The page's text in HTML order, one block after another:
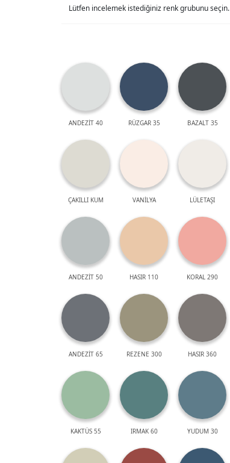
Lütfen incelemek istediğiniz renk grubunu seçin.
ANDEZİT 40 RÜZGAR 35 BAZALT 35
ÇAKILLI KUM VANİLYA LÜLETAŞI
ANDEZİT 50 HASIR 110 KORAL 290
ANDEZİT 65 REZENE 300 HASIR 360
KAKTÜS 55 IRMAK 60 YUDUM 30